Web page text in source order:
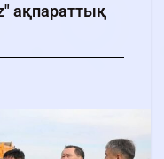
ақпараттық